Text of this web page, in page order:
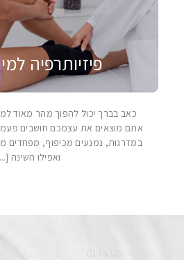
פיזיותרפיה
כאב בברך יכול להפוך מהר מאוד
אתם מוצאים את עצמכם חושבים
במדרגות, נמנעים מכיפוף, מפחדים
ואפילו השינה